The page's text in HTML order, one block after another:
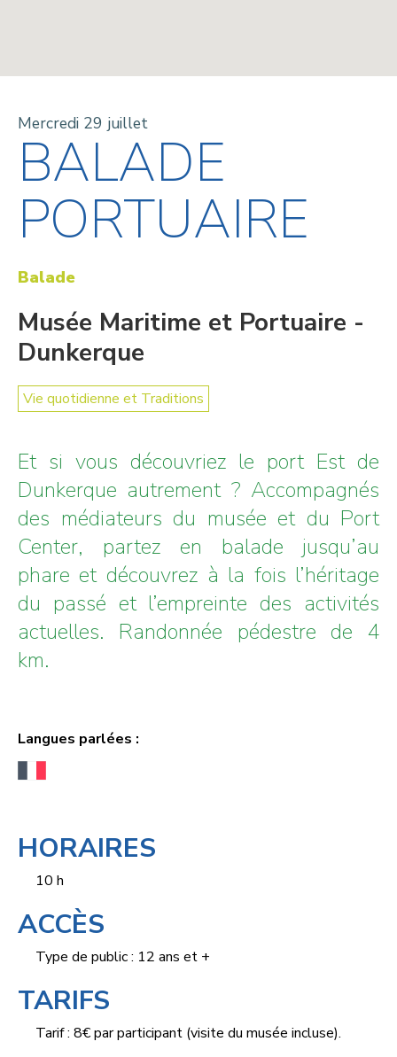
Mercredi 29 juillet
BALADE
PORTUAIRE
Balade
Musée Maritime et Portuaire -
Dunkerque
Vie quotidienne et Traditions
Et si vous découvriez le port Est de
Dunkerque autrement ? Accompagnés
des médiateurs du musée et du Port
Center, partez en balade jusqu’au
phare et découvrez à la fois l’héritage
du passé et l’empreinte des activités
actuelles. Randonnée pédestre de 4
km.
Langues parlées :
HORAIRES
10 h
ACCÈS
Type de public : 12 ans et +
TARIFS
Tarif : 8€ par participant (visite du musée incluse).